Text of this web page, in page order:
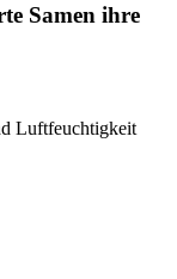
Samen ihre
Luftfeuchtigkeit